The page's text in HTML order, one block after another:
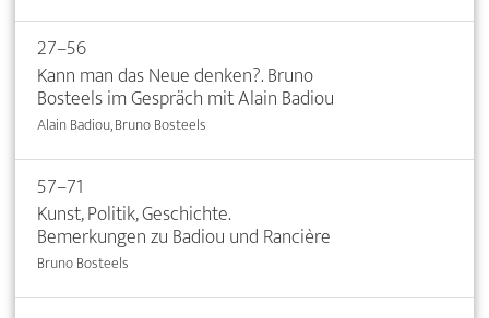
27–56
Kann man das Neue denken?. Bruno
Bosteels im Gespräch mit Alain Badiou
Alain Badiou, Bruno Bosteels
57–71
Kunst, Politik, Geschichte.
Bemerkungen zu Badiou und Rancière
Bruno Bosteels